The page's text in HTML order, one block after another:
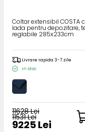
Coltar extensibil COSTA
lada pentru depozitare,
reglabile 285x233cm
Livrare rapida 3-7 zile
In stoc
11628 Lei
11531 Lei
9225 Lei